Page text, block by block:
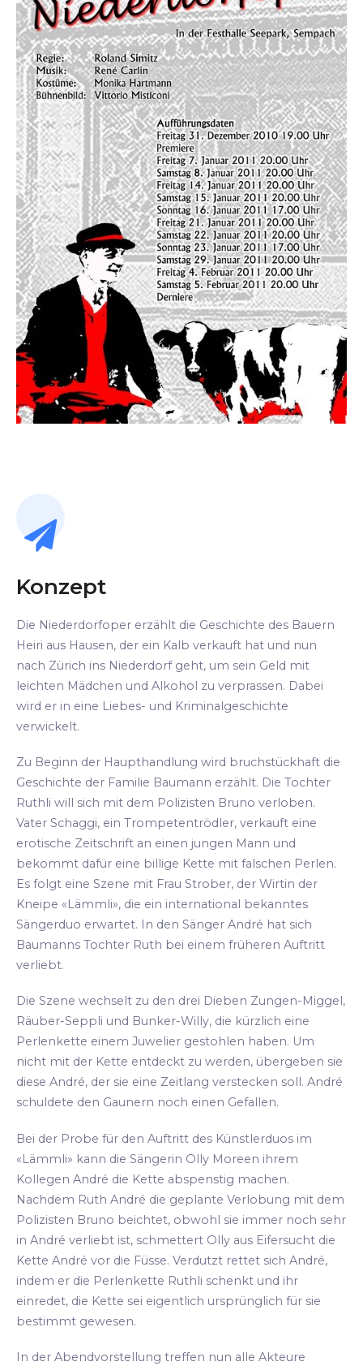
Konzept
Die Niederdorfoper erzählt die Geschichte des Bauern
Heiri aus Hausen, der ein Kalb verkauft hat und nun
nach Zürich ins Niederdorf geht, um sein Geld mit
leichten Mädchen und Alkohol zu verprassen. Dabei
wird er in eine Liebes- und Kriminalgeschichte
verwickelt.
Zu Beginn der Haupthandlung wird bruchstückhaft die
Geschichte der Familie Baumann erzählt. Die Tochter
Ruthli will sich mit dem Polizisten Bruno verloben.
Vater Schaggi, ein Trompetentrödler, verkauft eine
erotische Zeitschrift an einen jungen Mann und
bekommt dafür eine billige Kette mit falschen Perlen.
Es folgt eine Szene mit Frau Strober, der Wirtin der
Kneipe «Lämmli», die ein international bekanntes
Sängerduo erwartet. In den Sänger André hat sich
Baumanns Tochter Ruth bei einem früheren Auftritt
verliebt.
Die Szene wechselt zu den drei Dieben Zungen-Miggel,
Räuber-Seppli und Bunker-Willy, die kürzlich eine
Perlenkette einem Juwelier gestohlen haben. Um
nicht mit der Kette entdeckt zu werden, übergeben sie
diese André, der sie eine Zeitlang verstecken soll. André
schuldete den Gaunern noch einen Gefallen.
Bei der Probe für den Auftritt des Künstlerduos im
«Lämmli» kann die Sängerin Olly Moreen ihrem
Kollegen André die Kette abspenstig machen.
Nachdem Ruth André die geplante Verlobung mit dem
Polizisten Bruno beichtet, obwohl sie immer noch sehr
in André verliebt ist, schmettert Olly aus Eifersucht die
Kette André vor die Füsse. Verdutzt rettet sich André,
indem er die Perlenkette Ruthli schenkt und ihr
einredet, die Kette sei eigentlich ursprünglich für sie
bestimmt gewesen.
In der Abendvorstellung treffen nun alle Akteure